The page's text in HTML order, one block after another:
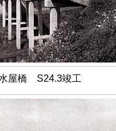
屋橋 S24.3竣工